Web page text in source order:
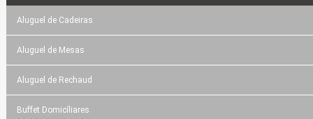
Aluguel de Cadeiras
Aluguel de Mesas
Aluguel de Rechaud
Buffet Domicíliares